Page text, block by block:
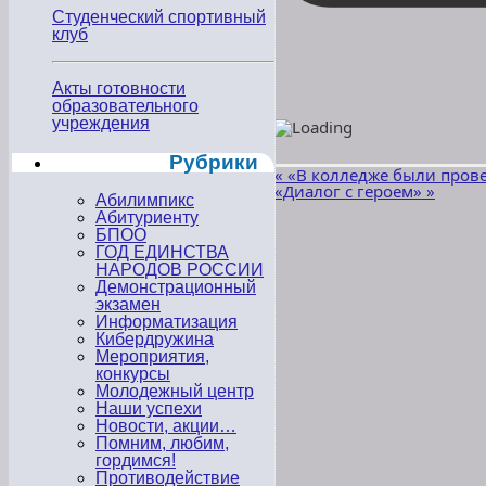
« «В колледже были
«Диалог с героем» »
Студенческий спортивный
клуб
Акты готовности
образовательного
учреждения
Рубрики
Абилимпикс
Абитуриенту
БПОО
ГОД ЕДИНСТВА
НАРОДОВ РОССИИ
Демонстрационный
экзамен
Информатизация
Кибердружина
Мероприятия,
конкурсы
Молодежный центр
Наши успехи
Новости, акции…
Помним, любим,
гордимся!
Противодействие